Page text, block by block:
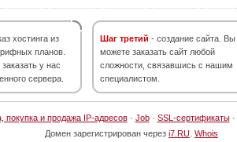
хостинга из
планов.
у нас
сервера.
Шаг третий - создание сайта. Вы
можете заказать сайт любой
сложности, связавшись с нашим
специалистом.
покупка и продажа IP-адресов· Job· SSL-сертификаты·
Домен зарегистрирован через i7.RU Whois